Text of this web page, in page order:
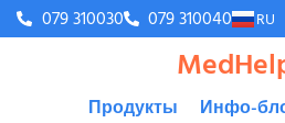
079 310030 079 310040 RU
Продукты Инфо-